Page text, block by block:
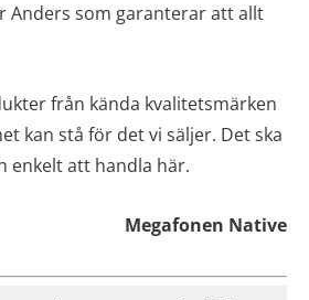
Anders som garanterar att allt
från kända kvalitetsmärken
kan stå för det vi säljer. Det ska
enkelt att handla här.
Megafonen Native